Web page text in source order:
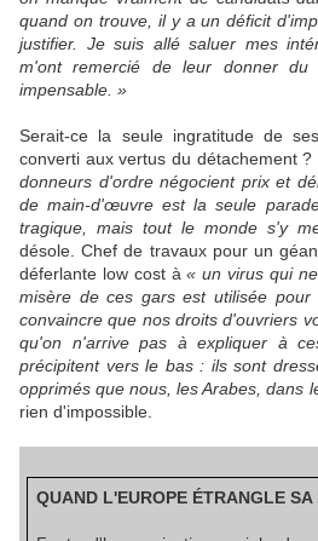
quand on trouve, il y a un déficit
justifier. Je suis allé saluer mes
m'ont remercié de leur donner du
impensable. »
Serait-ce la seule ingratitude de
converti aux vertus du détachement ?
donneurs d'ordre négocient prix et
de main-d'œuvre est la seule
tragique, mais tout le monde s'y
désole. Chef de travaux pour un
déferlante low cost à« un virus qui
misère de ces gars est utilisée pour
convaincre que nos droits d'ouvriers
qu'on n'arrive pas à expliquer à
précipitent vers le bas : ils sont
opprimés que nous, les Arabes, dans
rien d'impossible.
QUAND L'EUROPE ÉTRANGLE SA